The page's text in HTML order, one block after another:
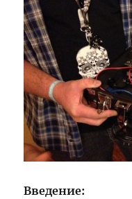
Введение: